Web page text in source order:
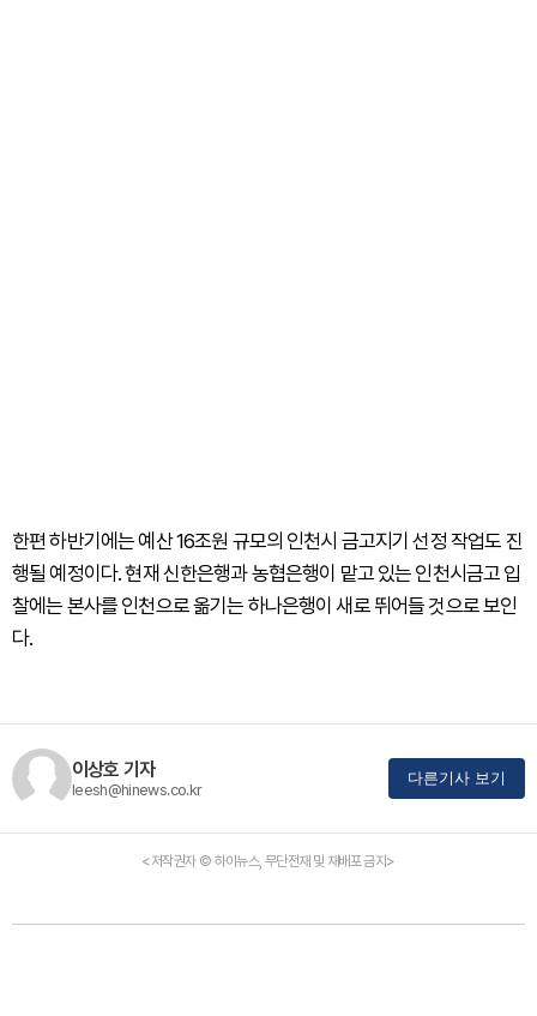
한편 하반기에는 예산 16조원 규모의 인천시 금고지기 선정 작업도 진
행될 예정이다. 현재 신한은행과 농협은행이 맡고 있는 인천시금고 입
찰에는 본사를 인천으로 옮기는 하나은행이 새로 뛰어들 것으로 보인
다.
이상호 기자
leesh@hinews.co.kr
다른기사 보기
<저작권자 © 하이뉴스, 무단전재 및 재배포 금지>